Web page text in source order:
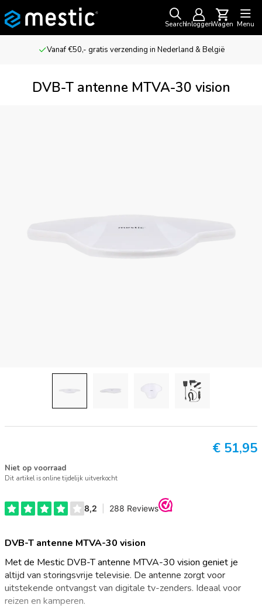
SearchInloggenWagen Menu
Vanaf €50,- gratis verzending in Nederland & België
DVB-T antenne MTVA-30 vision
€ 51,95
Niet op voorraad
Dit artikel is online tijdelijk uitverkocht
DVB-T antenne MTVA-30 vision
Met de Mestic DVB-T antenne MTVA-30 vision geniet je
altijd van storingsvrije televisie. De antenne zorgt voor
uitstekende ontvangst van digitale tv-zenders. Ideaal voor
reizen en kamperen.